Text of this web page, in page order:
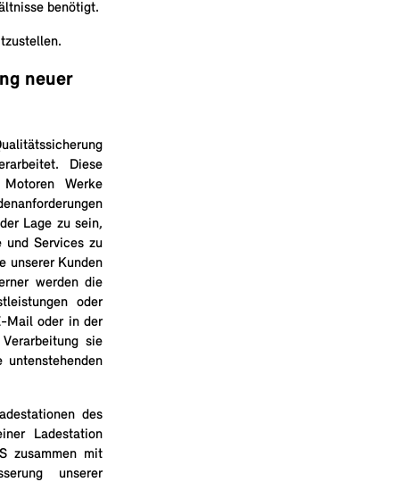
benötigt.
neuer
Diese
Werke
Lage zu sein,
und Services zu
unserer Kunden
werden die
oder
Mail oder in der
sie
untenstehenden
des
Ladestation
zusammen mit
unserer